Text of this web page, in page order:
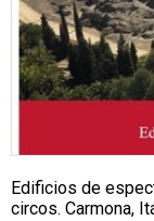
Edificios de
circos. Carmona,